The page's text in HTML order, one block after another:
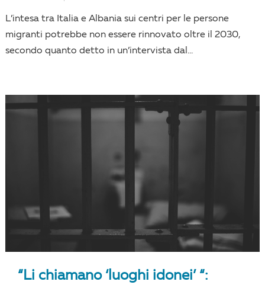
L’intesa tra Italia e Albania sui centri per le persone
migranti potrebbe non essere rinnovato oltre il 2030,
secondo quanto detto in un’intervista dal...
“Li chiamano ‘luoghi idonei’ “: